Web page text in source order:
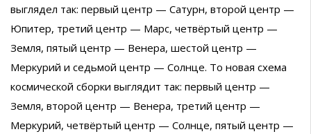
выглядел так: первый центр — Сатурн, второй центр —
Юпитер, третий центр — Марс, четвёртый центр —
Земля, пятый центр — Венера, шестой центр —
Меркурий и седьмой центр — Солнце. То новая схема
космической сборки выглядит так: первый центр —
Земля, второй центр — Венера, третий центр —
Меркурий, четвёртый центр — Солнце, пятый центр —